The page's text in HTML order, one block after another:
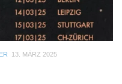
13. MÄRZ 2025